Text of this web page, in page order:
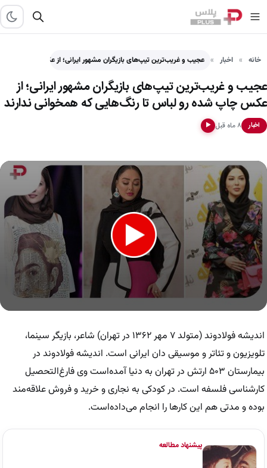
خانه اخبار عجیب و غریب‌ترین تیپ‌های بازیگران مشهور ایرانی؛ از عکس چاپ…
عجیب و غریب‌ترین تیپ‌های بازیگران مشهور ایرانی؛ از
عکس چاپ شده رو لباس تا رنگ‌هایی که همخوانی ندارند
اخبار ۸ ماه قبل ▶
seconds
اندیشه فولادوند (متولد ۷ مهر ۱۳۶۲ در تهران) شاعر، بازیگر سینما،
تلویزیون و تئاتر و موسیقی دان ایرانی است. اندیشه فولادوند در
بیمارستان ۵۰۳ ارتش در تهران به دنیا آمده‌است وی فارغ‌التحصیل
کارشناسی فلسفه است. در کودکی به نجاری و خرید و فروش علاقه‌مند
بوده و مدتی هم این کارها را انجام می‌داده‌است.
پیشنهاد مطالعه